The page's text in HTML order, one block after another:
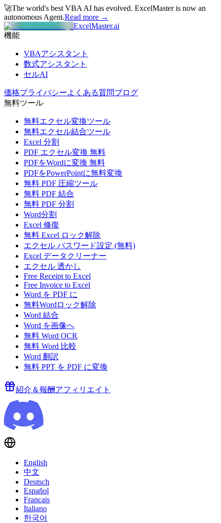
🚀The world's best VBA AI has evolved. ExcelMaster is now an
autonomous Agent.Read more →
ExcelMaster.ai
機能
VBAアシスタント
数式アシスタント
セルAI
価格プライバシーよくある質問ブログ
無料ツール
無料エクセル変換ツール
無料エクセル結合ツール
Excel 分割
PDF エクセル変換 無料
PDFをWordに変換 無料
PDFをPowerPointに無料変換
無料 PDF 圧縮ツール
無料 PDF 結合
無料 PDF 分割
Word分割
Excel 修復
無料 Excel ロック解除
エクセル パスワード設定 (無料)
Excel データクリーナー
エクセル 透かし
Free Receipt to Excel
Free Invoice to Excel
Word を PDF に
無料Wordロック解除
Word 結合
Word を画像へ
無料 Word OCR
無料 Word 比較
Word 翻訳
無料 PPT を PDF に変換
紹介＆報酬アフィリエイト
English
中文
Deutsch
Español
Français
Italiano
한국어